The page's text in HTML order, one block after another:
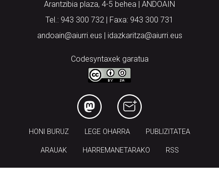
Arantzibia plaza, 4-5 behea | ANDOAIN
Tel.: 943 300 732 | Faxa: 943 300 731
andoain@aiurri.eus | idazkaritza@aiurri.eus
Codesyntaxek garatua
HONI BURUZ LEGE OHARRA PUBLIZITATEA
ARAUAK HARREMANETARAKO RSS